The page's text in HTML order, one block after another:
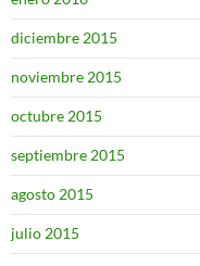
diciembre 2015
noviembre 2015
octubre 2015
septiembre 2015
agosto 2015
julio 2015